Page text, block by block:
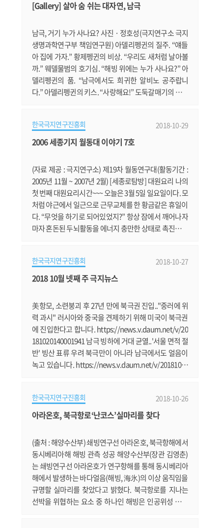
게 점심까지 준비할 의향으로 평상시 보다 일찍 일어났
다. 점심은 콩물국수 그런데, 여기에서 큰 실수를 해버렸
[Gallery] 살아 숨 쉬는 대자연, 남극
남극, 거기 누가 사나요? 사진 · 정호성(극지연구소 극지
생명과학연구부 책임연구원) 아델리펭귄의 질주. “얘들
아 집에 가자.” 황제펭귄의 비상. “우리도 새처럼 날아볼
까.” 웨델물범의 호기심. “해빙 위에는 누가 사나요?” 아
델리펭귄의 품. “남극에서도 희귀한 알비노 공주랍니
다.” 아델리펭귄의 키스. “사랑해요!” 도둑갈매기의 눈초
산의 포효. “여기가 바로 대자연이 숨 쉬는 남극” 범고래
가족의 나들이. “엄마 아빠, 같이 가요.”
한국극지연구진흥회 2018-10-29
2006 세종기지 월동대 이야기 7호
(자료 제공 : 극지연구소) 제19차 월동연구대(활동기간 :
2005년 11월 ~ 2007년 2월) [세종로탐방] 대원요리 나의
첫 번째 대원요리시간~~~ 오늘은 3월 5일 일요일이다. 모
처럼 야근에서 일근으로 근무교체를 한 황금같은 휴일이
다. “무엇을 하기로 되어있었지?” 항상 잠에서 깨어나자
마자 혼돈된 두뇌활동을 에너지 충만한 상태로 촉진시키
사몽간에 보여지는 탁상시계가 오후 3시를 가르키고 있
었다. ‘오후에는 머리를 깍기로 되어 있었지....’ 남극생활
한국극지연구진흥회 2018-10-27
2018 10월 넷째 주 극지뉴스
美항모, 소련붕괴 후 27년 만에 북극권 진입.."중러에 위
력 과시" 러시아와 중국을 견제하기 위해 미국이 북극권
에 진입한다고 합니다. https://news.v.daum.net/v/20
181020140001941 남극 빙하에 거대 균열..'서울 면적 절
반' 빙산 표류 우려 북극만이 아니라 남극에서도 얼음이
녹고 있습니다. https://news.v.daum.net/v/20181018
화제입니다. https://news.v.daum.net/v/2018102311
1603622 국립해양박물관, 극지·해양도서 독후감 당전
작 전시 및 극지포럼 개최 부산 국립해양박물관에서 극
한국극지연구진흥회 2018-10-26
아라온호, 북극항로‘난코스’실마리를 찾다
(출처 : 해양수산부) 쇄빙연구선 아라온호, 북극항해에서
동시베리아해 해빙 관측 성공 해양수산부(장관 김영춘)
는 쇄빙연구선 아라온호가 연구항해를 통해 동시베리아
해에서 발생하는 바다얼음(해빙, 海氷)의 이상 움직임을
규명할 실마리를 찾았다고 밝혔다. 북극항로를 지나는
선박을 위협하는 요소 중 하나인 해빙은 인공위성 관측